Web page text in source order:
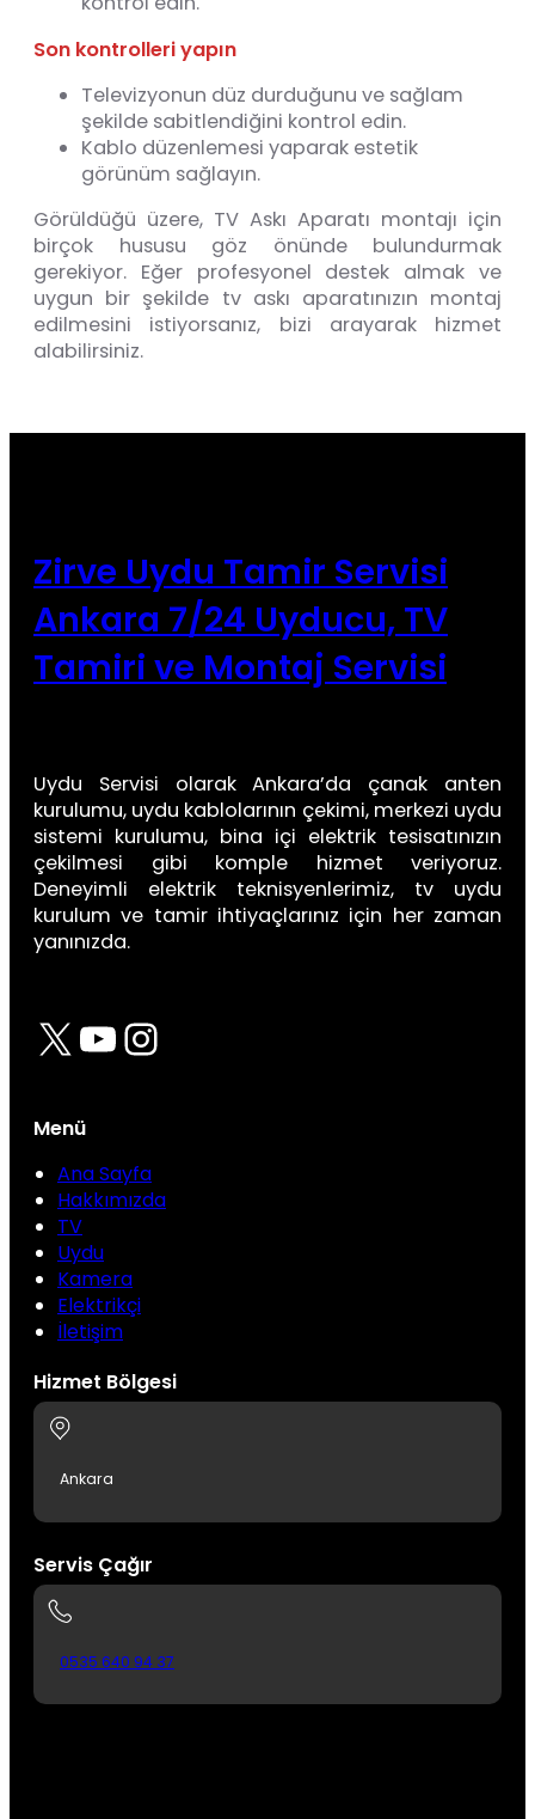
Son kontrolleri yapın
Televizyonun düz durduğunu ve sağlam
şekilde sabitlendiğini kontrol edin.
Kablo düzenlemesi yaparak estetik
görünüm sağlayın.
Görüldüğü üzere, TV Askı Aparatı montajı için
birçok hususu göz önünde bulundurmak
gerekiyor. Eğer profesyonel destek almak ve
uygun bir şekilde tv askı aparatınızın montaj
edilmesini istiyorsanız, bizi arayarak hizmet
alabilirsiniz.
Zirve Uydu Tamir Servisi
Ankara 7/24 Uyducu, TV
Tamiri ve Montaj Servisi
Uydu Servisi olarak Ankara’da çanak anten
kurulumu, uydu kablolarının çekimi, merkezi uydu
sistemi kurulumu, bina içi elektrik tesisatınızın
çekilmesi gibi komple hizmet veriyoruz.
Deneyimli elektrik teknisyenlerimiz, tv uydu
kurulum ve tamir ihtiyaçlarınız için her zaman
yanınızda.
X YouTube Instagram
Menü
Ana Sayfa
Hakkımızda
TV
Uydu
Kamera
Elektrikçi
İletişim
Hizmet Bölgesi
Ankara
Servis Çağır
0535 640 94 37